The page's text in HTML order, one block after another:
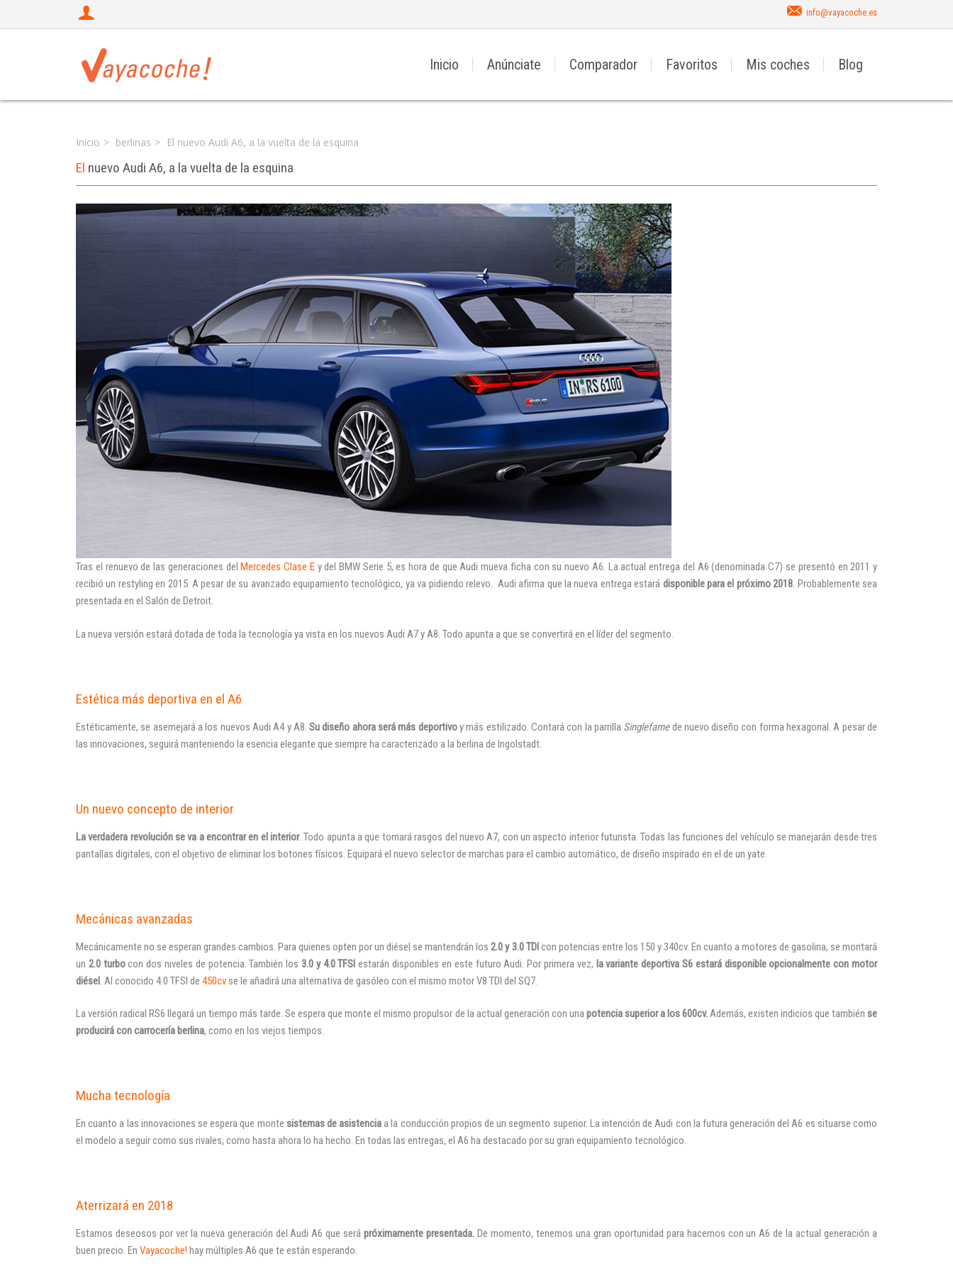
Iniciar sesión
info@vayacoche.es
Inicio Anúnciate Comparador Favoritos Mis coches Blog
Inicio berlinas El nuevo Audi A6, a la vuelta de la esquina
El nuevo Audi A6, a la vuelta de la esquina
Tras el renuevo de las generaciones delMercedes Clase Ey del BMW Serie 5, es hora de que Audi mueva ficha con su nuevo A6. La actual entrega del A6 (denominada C7) se presentó en 2011 y
recibió un restyling en 2015. A pesar de su avanzado equipamiento tecnológico, ya va pidiendo relevo. Audi afirma que la nueva entrega estará disponible para el próximo 2018. Probablemente sea
presentada en el Salón de Detroit.
La nueva versión estará dotada de toda la tecnología ya vista en los nuevos Audi A7 y A8. Todo apunta a que se convertirá en el líder del segmento.
Estética más deportiva en el A6
Estéticamente, se asemejará a los nuevos Audi A4 y A8.Su diseño ahora será más deportivoy más estilizado. Contará con la parrilla Singlefamede nuevo diseño con forma hexagonal. A pesar de
las innovaciones, seguirá manteniendo la esencia elegante que siempre ha caracterizado a la berlina de Ingolstadt.
Un nuevo concepto de interior
La verdadera revolución se va a encontrar en el interior. Todo apunta a que tomará rasgos del nuevo A7, con un aspecto interior futurista. Todas las funciones del vehículo se manejarán desde tres
pantallas digitales, con el objetivo de eliminar los botones físicos. Equipará el nuevo selector de marchas para el cambio automático, de diseño inspirado en el de un yate.
Mecánicas avanzadas
Mecánicamente no se esperan grandes cambios. Para quienes opten por un diésel se mantendrán los 2.0 y 3.0 TDIcon potencias entre los 150 y 340cv. En cuanto a motores de gasolina, se montará
un 2.0 turbocon dos niveles de potencia. También los3.0 y 4.0 TFSI estarán disponibles en este futuro Audi. Por primera vez, la variante deportiva S6 estará disponible opcionalmente con motor
diésel . Al conocido 4.0 TFSI de 450cv se le añadirá una alternativa de gasóleo con el mismo motor V8 TDI del SQ7.
La versión radical RS6 llegará un tiempo más tarde. Se espera que monte el mismo propulsor de la actual generación con una potencia superior a los 600cv.Además, existen indicios que también se
producirá con carrocería berlina, como en los viejos tiempos.
Mucha tecnología
En cuanto a las innovaciones se espera que monte sistemas de asistencia a la conducción propios de un segmento superior. La intención de Audi con la futura generación del A6 es situarse como
el modelo a seguir como sus rivales, como hasta ahora lo ha hecho. En todas las entregas, el A6 ha destacado por su gran equipamiento tecnológico.
Aterrizará en 2018
Estamos deseosos por ver la nueva generación del Audi A6que serápróximamente presentada. De momento, tenemos una gran oportunidad para hacernos con un A6 de la actual generación a
buen precio. En Vayacoche! hay múltiples A6 que te están esperando.